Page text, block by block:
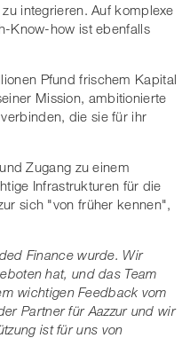
integrieren. Auf komplexe
Know-how ist ebenfalls
Pfund frischem Kapital
Mission, ambitionierte
die sie für ihr
Zugang zu einem
Infrastrukturen für die
sich "von früher kennen",
Finance wurde. Wir
hat, und das Team
wichtigen Feedback vom
Partner für Aazzur und wir
ist für uns von